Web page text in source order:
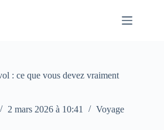
: ce que vous devez vraiment
2 mars 2026 à 10:41 Voyage